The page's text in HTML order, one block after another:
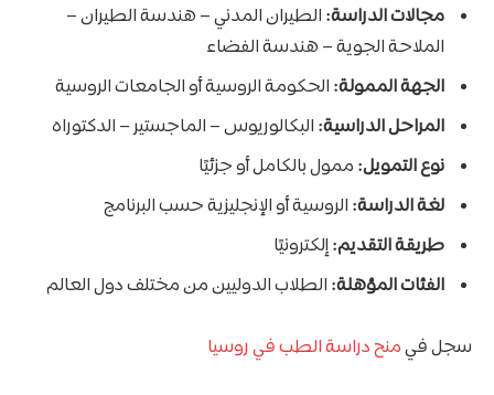
مجالات الدراسة: الطيران المدني – هندسة الطيران –
الملاحة الجوية – هندسة الفضاء
الجهة الممولة: الحكومة الروسية أو الجامعات الروسية
المراحل الدراسية: البكالوريوس – الماجستير – الدكتوراه
نوع التمويل: ممول بالكامل أو جزئيًا
لغة الدراسة: الروسية أو الإنجليزية حسب البرنامج
طريقة التقديم:إلكترونيًا
الفئات المؤهلة: الطلاب الدوليين من مختلف دول العالم
سجل فيمنح دراسة الطب في روسيا